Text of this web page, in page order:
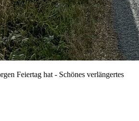
Feiertag hat - Schönes verlängertes